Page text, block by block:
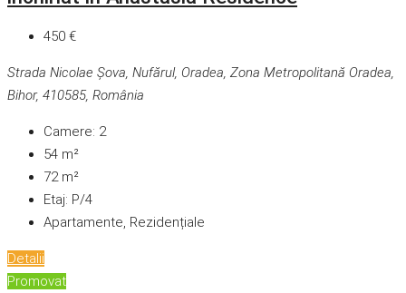
450 €
Strada Nicolae Șova, Nufărul, Oradea, Zona Metropolitană Oradea,
Bihor, 410585, România
Camere: 2
54 m²
72m²
Etaj: P/4
Apartamente, Rezidențiale
Detalii
Promovat